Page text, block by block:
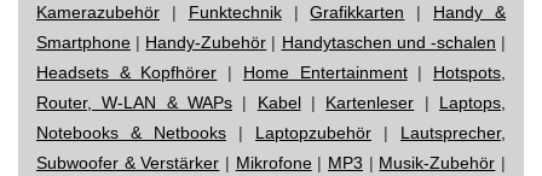
Kamerazubehör | Funktechnik|Grafikkarten | Handy &
Smartphone | Handy-Zubehör | Handytaschen und -schalen |
Headsets & Kopfhörer | Home Entertainment| Hotspots,
Router, W-LAN & WAPs | Kabel| Kartenleser | Laptops,
Notebooks & Netbooks | Laptopzubehör | Lautsprecher,
Subwoofer & Verstärker | Mikrofone| MP3 | Musik-Zubehör |